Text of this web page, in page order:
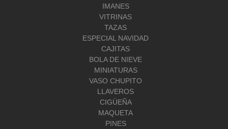
IMANES
VITRINAS
TAZAS
ESPECIAL NAVIDAD
CAJITAS
BOLA DE NIEVE
MINIATURAS
VASO CHUPITO
LLAVEROS
CIGÜEÑA
MAQUETA
PINES